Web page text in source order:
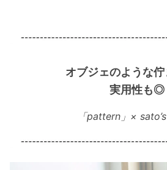
オブジェのような佇
実用性も◎
「pattern」×